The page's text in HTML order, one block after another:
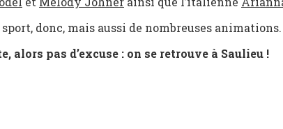
donc, mais aussi de nombreuses animations.
alors pas d’excuse : on se retrouve à Saulieu !